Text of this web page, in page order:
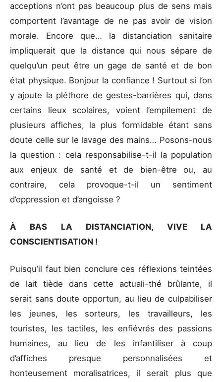
acceptions n’ont pas beaucoup plus de sens mais
comportent l’avantage de ne pas avoir de vision
morale. Encore que… la distanciation sanitaire
impliquerait que la distance qui nous sépare de
quelqu’un peut être un gage de santé et de bon
état physique. Bonjour la confiance ! Surtout si l’on
y ajoute la pléthore de gestes-barrières qui, dans
certains lieux scolaires, voient l’empilement de
plusieurs affiches, la plus formidable étant sans
doute celle sur le lavage des mains… Posons-nous
la question : cela responsabilise-t-il la population
aux enjeux de santé et de bien-être ou, au
contraire, cela provoque-t-il un sentiment
d’oppression et d’angoisse ?
À BAS LA DISTANCIATION, VIVE LA
CONSCIENTISATION !
Puisqu’il faut bien conclure ces réflexions teintées
de lait tiède dans cette actuali-thé brûlante, il
serait sans doute opportun, au lieu de culpabiliser
les jeunes, les sorteurs, les travailleurs, les
touristes, les tactiles, les enfiévrés des passions
humaines, au lieu de les infantiliser à coup
d’affiches presque personnalisées et
honteusement moralisatrices, il serait plus que